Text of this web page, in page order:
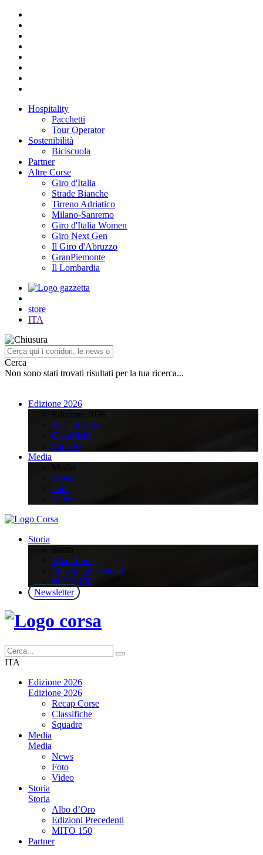
Hospitality
Pacchetti
Tour Operator
Sostenibilità
Biciscuola
Partner
Altre Corse
Giro d'Italia
Strade Bianche
Tirreno Adriatico
Milano-Sanremo
Giro d'Italia Women
Giro Next Gen
Il Giro d'Abruzzo
GranPiemonte
Il Lombardia
store
ITA
Cerca
Non sono stati trovati risultati per la tua ricerca...
Edizione 2026
Recap Corsa
Classifiche
Squadre
Media
News
Foto
Video
Storia
Albo d’oro
Edizioni precedenti
MITO 150
Newsletter
ITA
Edizione 2026
Edizione 2026
Recap Corse
Classifiche
Squadre
Media
Media
News
Foto
Video
Storia
Storia
Albo d’Oro
Edizioni Precedenti
MITO 150
Partner